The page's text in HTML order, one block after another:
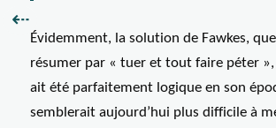
Évidemment, la solution de Fawkes,
résumer par « tuer et tout faire péter »,
ait été parfaitement logique en son
semblerait aujourd’hui plus difficile à
Précédent :
⇠